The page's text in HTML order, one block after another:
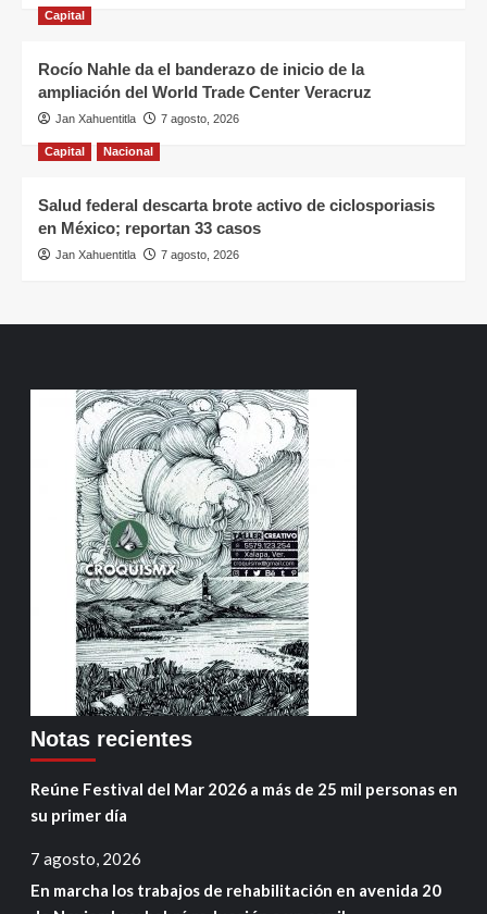
Capital
Rocío Nahle da el banderazo de inicio de la
ampliación del World Trade Center Veracruz
Jan Xahuentitla 7 agosto, 2026
Capital Nacional
Salud federal descarta brote activo de ciclosporiasis
en México; reportan 33 casos
Jan Xahuentitla 7 agosto, 2026
Notas recientes
Reúne Festival del Mar 2026 a más de 25 mil personas en
su primer día
7 agosto, 2026
En marcha los trabajos de rehabilitación en avenida 20